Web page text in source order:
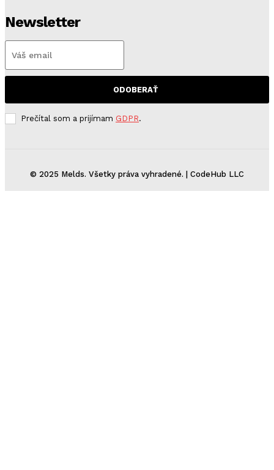
Newsletter
ODOBERAŤ
Prečítal som a prijímam GDPR.
© 2025 Melds. Všetky práva vyhradené. | CodeHub LLC